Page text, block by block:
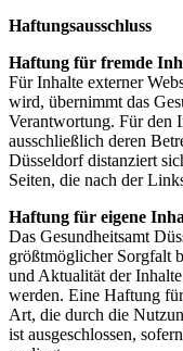
Haftungsausschluss
Haftung für fremde
Für Inhalte externer
wird, übernimmt das
Verantwortung. Für den
ausschließlich deren
Düsseldorf distanziert
Seiten, die nach der
Haftung für eigene
Das Gesundheitsamt
größtmöglicher Sorgfalt
und Aktualität der
werden. Eine Haftung
Art, die durch die
ist ausgeschlossen,